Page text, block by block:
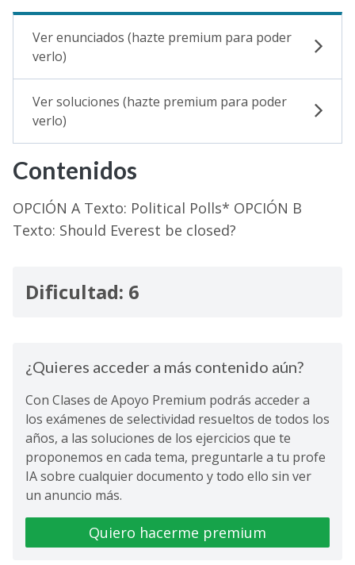
Ver enunciados (hazte premium para poder
verlo)
Ver soluciones (hazte premium para poder
verlo)
Contenidos
OPCIÓN A Texto: Political Polls* OPCIÓN B
Texto: Should Everest be closed?
Dificultad: 6
¿Quieres acceder a más contenido aún?
Con Clases de Apoyo Premium podrás acceder a
los exámenes de selectividad resueltos de todos los
años, a las soluciones de los ejercicios que te
proponemos en cada tema, preguntarle a tu profe
IA sobre cualquier documento y todo ello sin ver
un anuncio más.
Quiero hacerme premium